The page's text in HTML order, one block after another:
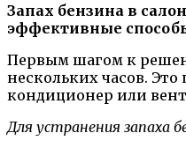
Запах бензина в
эффективные
Первым шагом к
нескольких часов.
кондиционер или
Для устранения запаха